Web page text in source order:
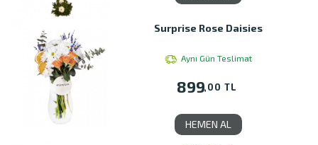
Surprise Rose Daisies
Aynı Gün Teslimat
899,00 TL
HEMEN AL